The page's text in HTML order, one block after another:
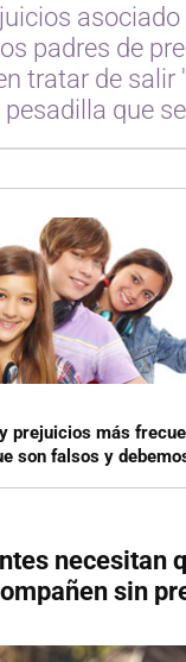
asociado
padres de
tratar de salir
que
prejuicios más
son falsos y
necesitan
sin